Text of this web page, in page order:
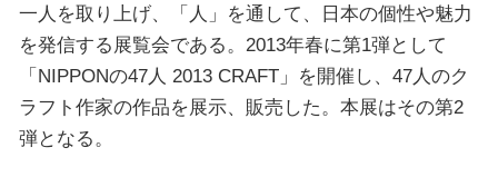
一人を取り上げ、「人」を通して、日本の個性や魅力
を発信する展覧会である。2013年春に第1弾として
「NIPPONの47人 2013 CRAFT」を開催し、47人のク
ラフト作家の作品を展示、販売した。本展はその第2
弾となる。